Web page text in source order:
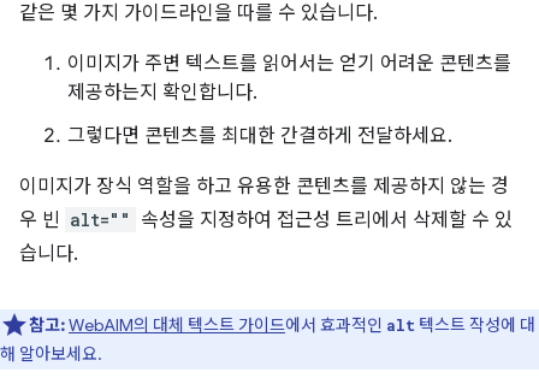
같은 몇 가지 가이드라인을 따를 수 있습니다.
이미지가 주변 텍스트를 읽어서는 얻기 어려운 콘텐츠를
제공하는지 확인합니다.
그렇다면 콘텐츠를 최대한 간결하게 전달하세요.
이미지가 장식 역할을 하고 유용한 콘텐츠를 제공하지 않는 경
우 빈 alt=""
속성을 지정하여 접근성 트리에서 삭제할 수 있
습니다.
참고:WebAIM의 대체 텍스트 가이드에서 효과적인 alt 텍스트 작성에 대
해 알아보세요.